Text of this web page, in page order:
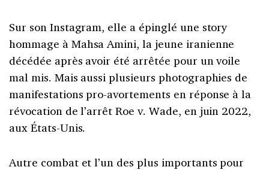
Sur son Instagram, elle a épinglé une story
hommage à Mahsa Amini, la jeune iranienne
décédée après avoir été arrêtée pour un voile
mal mis. Mais aussi plusieurs photographies de
manifestations pro-avortements en réponse à la
révocation de l’arrêt Roe v. Wade, en juin 2022,
aux États-Unis.
Autre combat et l’un des plus importants pour